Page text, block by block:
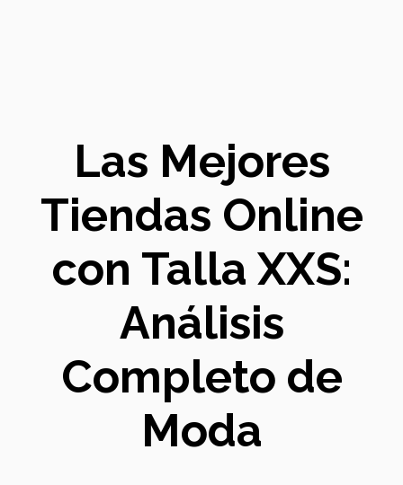
Las Mejores
Tiendas Online
con Talla XXS:
Análisis
Completo de
Moda